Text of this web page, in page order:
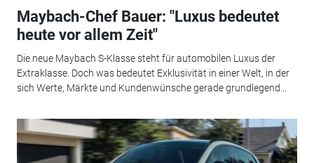
Maybach-Chef Bauer: "Luxus bedeutet
heute vor allem Zeit"
Die neue Maybach S-Klasse steht für automobilen Luxus der
Extraklasse. Doch was bedeutet Exklusivität in einer Welt, in der
sich Werte, Märkte und Kundenwünsche gerade grundlegend...